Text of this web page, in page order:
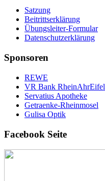
Satzung
Beitrittserklärung
Übungsleiter-Formular
Datenschutzerklärung
Sponsoren
REWE
VR Bank
Servatius Apotheke
Getraenke-Rheinmosel
Gulisa Optik
Facebook Seite